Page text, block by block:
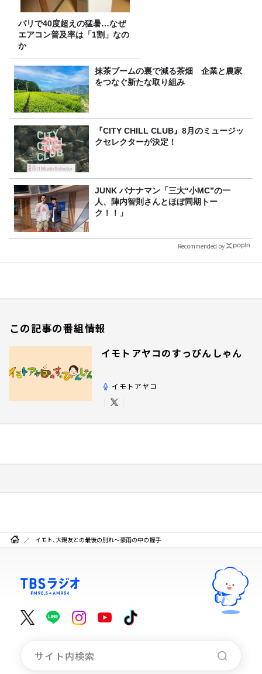
パリで40度超えの猛暑…なぜ
エアコン普及率は「1割」なの
か
抹茶ブームの裏で減る茶畑 企業と農家
をつなぐ新たな取り組み
『CITY CHILL CLUB』8月のミュージッ
クセレクターが決定！
JUNK バナナマン「三大“小MC”の一
人、陣内智則さんとほぼ同期トー
ク！！」
Recommended by
この記事の番組情報
イモトアヤコのすっぴんしゃん
イモトアヤコ
イモト、大親友との最後の別れ～豪雨の中の握手